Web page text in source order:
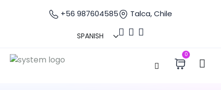
+56 987604585 Talca, Chile
0